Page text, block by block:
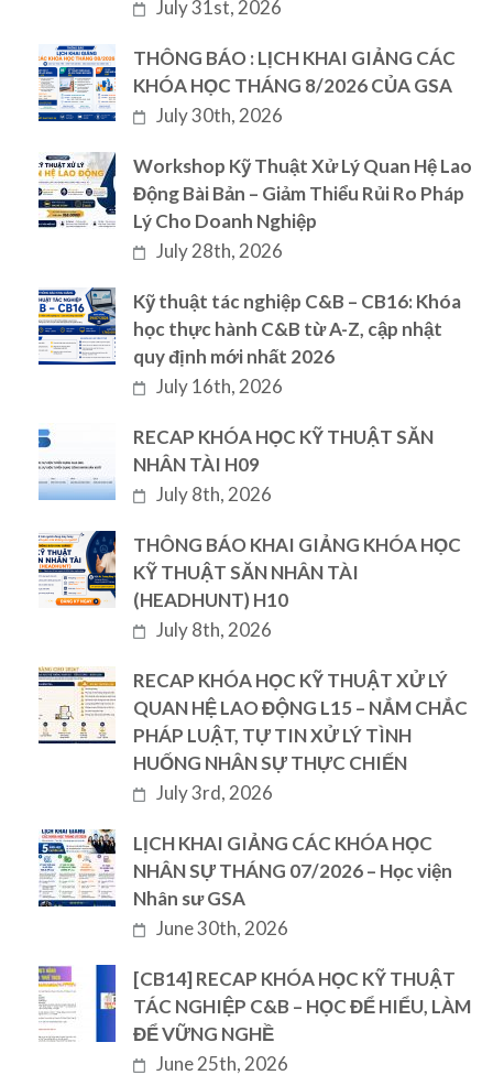
July 31st, 2026
THÔNG BÁO : LỊCH KHAI GIẢNG CÁC
KHÓA HỌC THÁNG 8/2026 CỦA GSA
July 30th, 2026
Workshop Kỹ Thuật Xử Lý Quan Hệ Lao
Động Bài Bản – Giảm Thiểu Rủi Ro Pháp
Lý Cho Doanh Nghiệp
July 28th, 2026
Kỹ thuật tác nghiệp C&B – CB16: Khóa
học thực hành C&B từ A-Z, cập nhật
quy định mới nhất 2026
July 16th, 2026
RECAP KHÓA HỌC KỸ THUẬT SĂN
NHÂN TÀI H09
July 8th, 2026
THÔNG BÁO KHAI GIẢNG KHÓA HỌC
KỸ THUẬT SĂN NHÂN TÀI
(HEADHUNT) H10
July 8th, 2026
RECAP KHÓA HỌC KỸ THUẬT XỬ LÝ
QUAN HỆ LAO ĐỘNG L15 – NẮM CHẮC
PHÁP LUẬT, TỰ TIN XỬ LÝ TÌNH
HUỐNG NHÂN SỰ THỰC CHIẾN
July 3rd, 2026
LỊCH KHAI GIẢNG CÁC KHÓA HỌC
NHÂN SỰ THÁNG 07/2026 – Học viện
Nhân sư GSA
June 30th, 2026
[CB14] RECAP KHÓA HỌC KỸ THUẬT
TÁC NGHIỆP C&B – HỌC ĐỂ HIỂU, LÀM
ĐỂ VỮNG NGHỀ
June 25th, 2026